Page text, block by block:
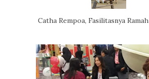
Catha Rempoa, Fasilitasnya